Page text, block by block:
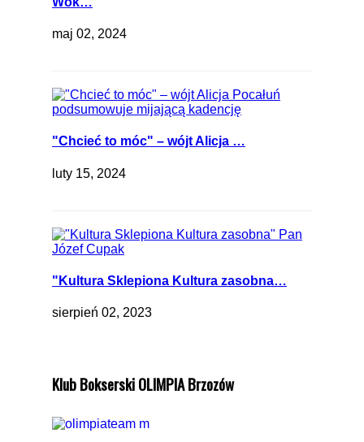
maj 02, 2024
"Chcieć to móc" – wójt Alicja …
luty 15, 2024
"Kultura Sklepiona Kultura zasobna…
sierpień 02, 2023
Klub Bokserski OLIMPIA Brzozów